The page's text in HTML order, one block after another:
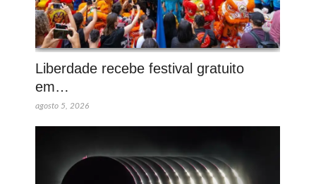
Liberdade recebe festival gratuito
em…
agosto 5, 2026